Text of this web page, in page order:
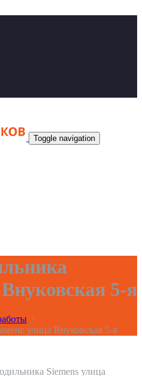
Toggle navigation
5-я
/
улица Внуковская 5-я
Siemens улица